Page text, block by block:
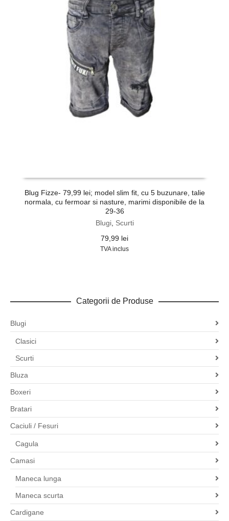
Blug Fizze- 79,99 lei; model slim fit, cu 5 buzunare, talie
normala, cu fermoar si nasture, marimi disponibile de la
29-36
Blugi, Scurti
79,99 lei
TVA inclus
Categorii de Produse
Blugi
Clasici
Scurti
Bluza
Boxeri
Bratari
Caciuli / Fesuri
Cagula
Camasi
Maneca lunga
Maneca scurta
Cardigane